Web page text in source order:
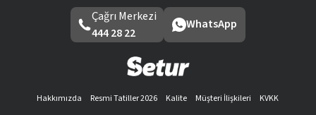
Çağrı Merkezi
444 28 22
WhatsApp
Hakkımızda Resmi Tatiller 2026 Kalite Müşteri İlişkileri
KVKK